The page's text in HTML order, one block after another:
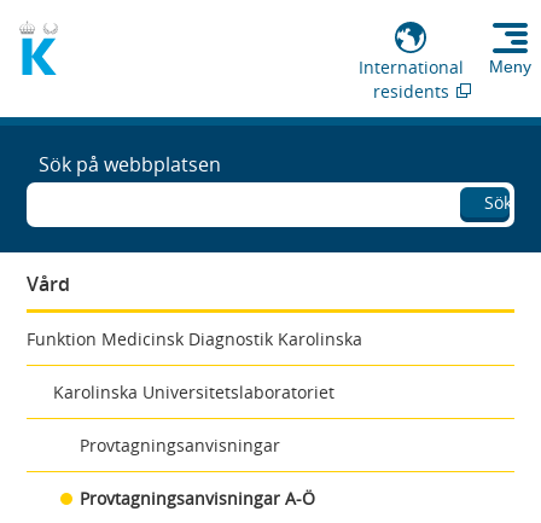
International
residents
Meny
Sök på webbplatsen
Sök
Vård
Funktion Medicinsk Diagnostik Karolinska
Karolinska Universitetslaboratoriet
Provtagningsanvisningar
Provtagningsanvisningar A-Ö